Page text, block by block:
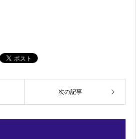
次の記事